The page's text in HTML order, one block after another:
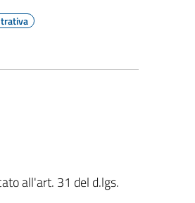
all'art. 31 del d.lgs.